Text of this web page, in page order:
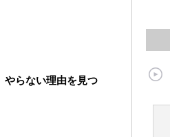
やらない理由を見つ